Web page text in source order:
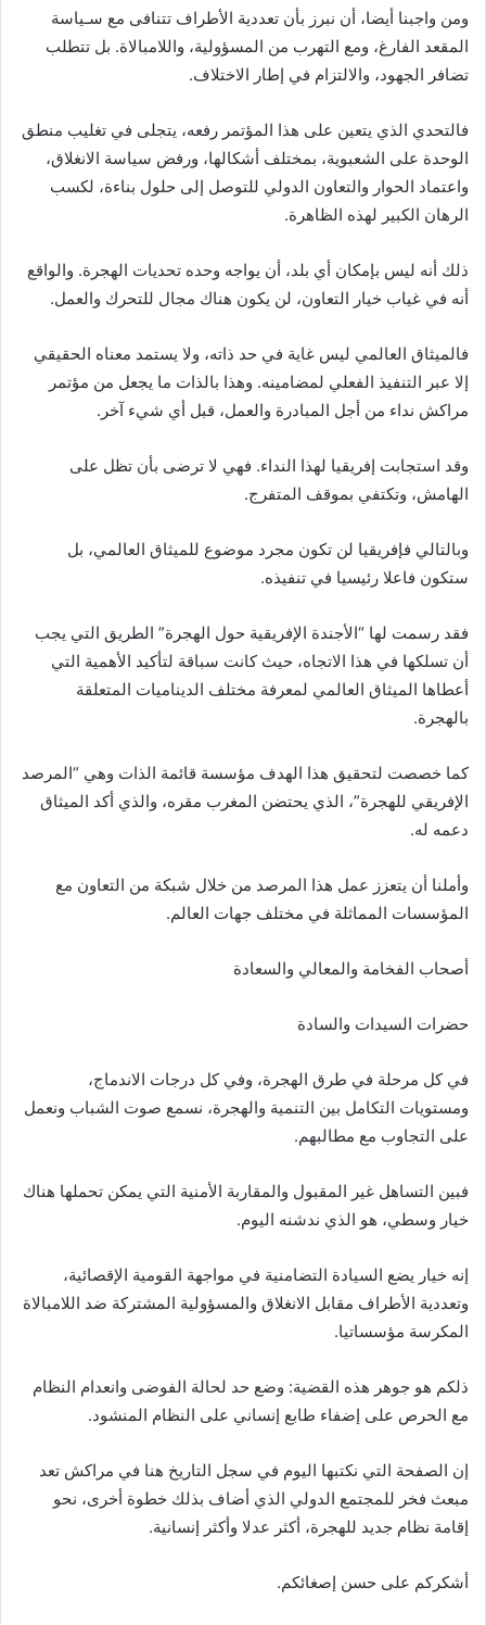
ومن واجبنا أيضا، أن نبرز بأن تعددية الأطراف تتنافى مع سـياسة
المقعد الفارغ، ومع التهرب من المسؤولية، واللامبالاة. بل تتطلب
تضافر الجهود، والالتزام في إطار الاختلاف.
فالتحدي الذي يتعين على هذا المؤتمر رفعه، يتجلى في تغليب منطق
الوحدة على الشعبوية، بمختلف أشكالها، ورفض سياسة الانغلاق،
واعتماد الحوار والتعاون الدولي للتوصل إلى حلول بناءة، لكسب
الرهان الكبير لهذه الظاهرة.
ذلك أنه ليس بإمكان أي بلد، أن يواجه وحده تحديات الهجرة. والواقع
أنه في غياب خيار التعاون، لن يكون هناك مجال للتحرك والعمل.
فالميثاق العالمي ليس غاية في حد ذاته، ولا يستمد معناه الحقيقي
إلا عبر التنفيذ الفعلي لمضامينه. وهذا بالذات ما يجعل من مؤتمر
مراكش نداء من أجل المبادرة والعمل، قبل أي شيء آخر.
وقد استجابت إفريقيا لهذا النداء. فهي لا ترضى بأن تظل على
الهامش، وتكتفي بموقف المتفرج.
وبالتالي فإفريقيا لن تكون مجرد موضوع للميثاق العالمي، بل
ستكون فاعلا رئيسيا في تنفيذه.
فقد رسمت لها “الأجندة الإفريقية حول الهجرة” الطريق التي يجب
أن تسلكها في هذا الاتجاه، حيث كانت سباقة لتأكيد الأهمية التي
أعطاها الميثاق العالمي لمعرفة مختلف الديناميات المتعلقة
بالهجرة.
كما خصصت لتحقيق هذا الهدف مؤسسة قائمة الذات وهي “المرصد
الإفريقي للهجرة”، الذي يحتضن المغرب مقره، والذي أكد الميثاق
دعمه له.
وأملنا أن يتعزز عمل هذا المرصد من خلال شبكة من التعاون مع
المؤسسات المماثلة في مختلف جهات العالم.
أصحاب الفخامة والمعالي والسعادة
حضرات السيدات والسادة
في كل مرحلة في طرق الهجرة، وفي كل درجات الاندماج،
ومستويات التكامل بين التنمية والهجرة، نسمع صوت الشباب ونعمل
على التجاوب مع مطالبهم.
فبين التساهل غير المقبول والمقاربة الأمنية التي يمكن تحملها هناك
خيار وسطي، هو الذي ندشنه اليوم.
إنه خيار يضع السيادة التضامنية في مواجهة القومية الإقصائية،
وتعددية الأطراف مقابل الانغلاق والمسؤولية المشتركة ضد اللامبالاة
المكرسة مؤسساتيا.
ذلكم هو جوهر هذه القضية: وضع حد لحالة الفوضى وانعدام النظام
مع الحرص على إضفاء طابع إنساني على النظام المنشود.
إن الصفحة التي نكتبها اليوم في سجل التاريخ هنا في مراكش تعد
مبعث فخر للمجتمع الدولي الذي أضاف بذلك خطوة أخرى، نحو
إقامة نظام جديد للهجرة، أكثر عدلا وأكثر إنسانية.
أشكركم على حسن إصغائكم.